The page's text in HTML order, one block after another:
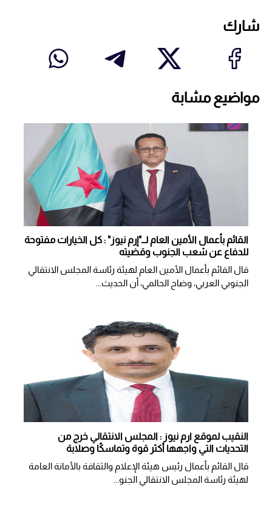
شارك
مواضيع مشابة
القائم بأعمال الأمين العام لــ"إرم نيوز" : كل الخيارات مفتوحة
للدفاع عن شعب الجنوب وقضيته
قال القائم بأعمال الأمين العام لهيئة رئاسة المجلس الانتقالي
الجنوبي العربي، وضاح الحالمي، أن الحديث...
النقيب لموقع ارم نيوز : المجلس الانتقالي خرج من
التحديات التي واجهها أكثر قوة وتماسكًا وصلابة
قال القائم بأعمال رئيس هيئة الإعلام والثقافة بالأمانة العامة
لهيئة رئاسة المجلس الانتقالي الجنو...